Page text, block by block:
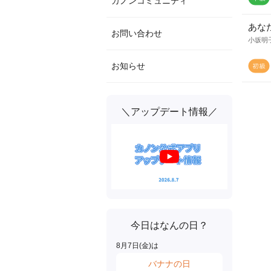
お問い合わせ
お知らせ
＼アップデート情報／
今日はなんの日？
8月 7 日(金)は
バナナの日
あな
小坂明